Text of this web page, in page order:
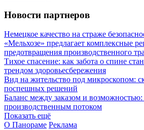
Новости партнеров
Немецкое качество на страже
«Мельхозе» предлагает комплексные
предотвращения производственного
Тихое спасение: как забота о спине
трендом здоровьесбережения
Вид на жительство под микроскопом:
поспешных решений
Баланс между заказом и
производственным потоком
Показать ещё
О Панораме Реклама